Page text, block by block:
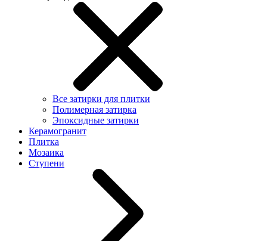
Все затирки для плитки
Полимерная затирка
Эпоксидные затирки
Керамогранит
Плитка
Мозаика
Ступени